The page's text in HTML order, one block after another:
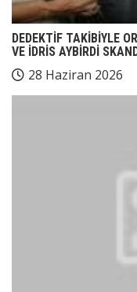
DEDEKTİF TAKİBİYLE
VE İDRİS AYBİRDİ
28 Haziran 2026